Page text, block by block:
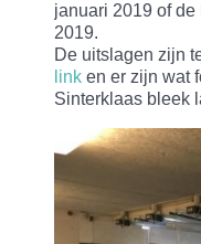
januari 2019 of
2019.
De uitslagen zijn
link en er zijn wat
Sinterklaas bleek